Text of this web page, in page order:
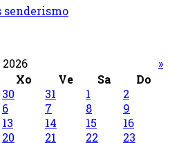
2026
»
Xo Ve Sa
Do
30 31 1
2
6 7 8
9
13 14 15
16
20 21 22
23